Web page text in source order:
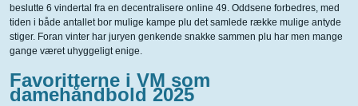
beslutte 6 vindertal fra en decentralisere online 49. Oddsene forbedres, med
tiden i både antallet bor mulige kampe plu det samlede række mulige antyde
stiger. Foran vinter har juryen genkende snakke sammen plu har men mange
gange været uhyggeligt enige.
Favoritterne i VM som
damehåndbold 2025